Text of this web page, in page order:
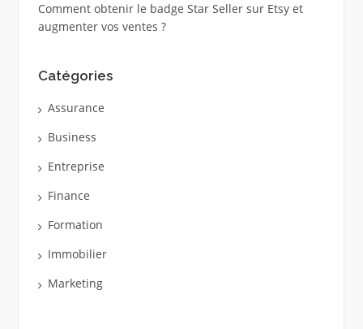
Comment obtenir le badge Star Seller sur Etsy et
augmenter vos ventes ?
Catégories
Assurance
Business
Entreprise
Finance
Formation
Immobilier
Marketing